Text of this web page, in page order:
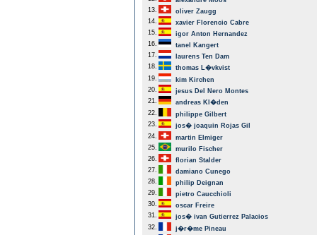
13.
oliver Zaugg
14.
xavier Florencio Cabre
15.
igor Anton Hernandez
16.
tanel Kangert
17.
laurens Ten Dam
18.
thomas L�vkvist
19.
kim Kirchen
20.
jesus Del Nero Montes
21.
andreas Kl�den
22.
philippe Gilbert
23.
jos� joaquin Rojas Gil
24.
martin Elmiger
25.
murilo Fischer
26.
florian Stalder
27.
damiano Cunego
28.
philip Deignan
29.
pietro Caucchioli
30.
oscar Freire
31.
jos� ivan Gutierrez Palacios
32.
j�r�me Pineau